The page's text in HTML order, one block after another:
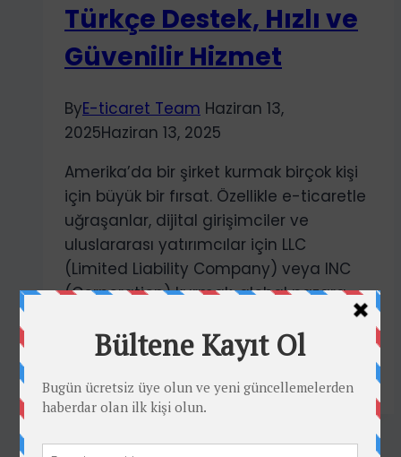
Türkçe Destek, Hızlı ve
Güvenilir Hizmet
ByE-ticaret Team Haziran 13,
2025Haziran 13, 2025
Amerika’da bir şirket kurmak birçok kişi
için büyük bir fırsat. Özellikle e-ticaretle
uğraşanlar, dijital girişimciler ve
uluslararası yatırımcılar için LLC
(Limited Liability Company) veya INC
(Corporation) kurmak, global pazara
ABD’de
LLC
veya